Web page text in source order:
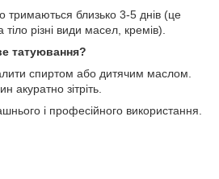
тримаються близько 3-5 днів (це
різні види масел, кремів).
татуювання?
спиртом або дитячим маслом.
акуратно зітріть.
і професійного використання.